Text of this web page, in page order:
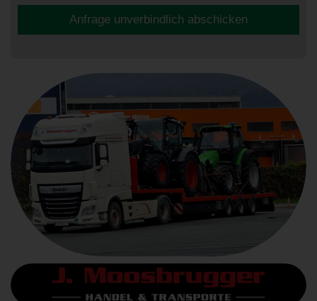
Anfrage unverbindlich abschicken